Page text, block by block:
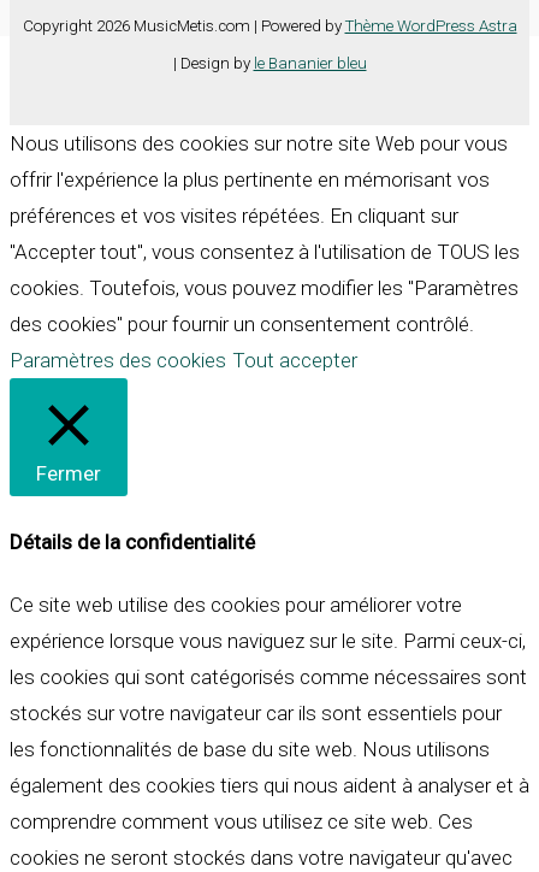
Copyright 2026 MusicMetis.com | Powered by Thème WordPress Astra
| Design by le Bananier bleu
Nous utilisons des cookies sur notre site Web pour vous
offrir l'expérience la plus pertinente en mémorisant vos
préférences et vos visites répétées. En cliquant sur
"Accepter tout", vous consentez à l'utilisation de TOUS les
cookies. Toutefois, vous pouvez modifier les "Paramètres
des cookies" pour fournir un consentement contrôlé.
Paramètres des cookies Tout accepter
Fermer
Détails de la confidentialité
Ce site web utilise des cookies pour améliorer votre
expérience lorsque vous naviguez sur le site. Parmi ceux-ci,
les cookies qui sont catégorisés comme nécessaires sont
stockés sur votre navigateur car ils sont essentiels pour
les fonctionnalités de base du site web. Nous utilisons
également des cookies tiers qui nous aident à analyser et à
comprendre comment vous utilisez ce site web. Ces
cookies ne seront stockés dans votre navigateur qu'avec